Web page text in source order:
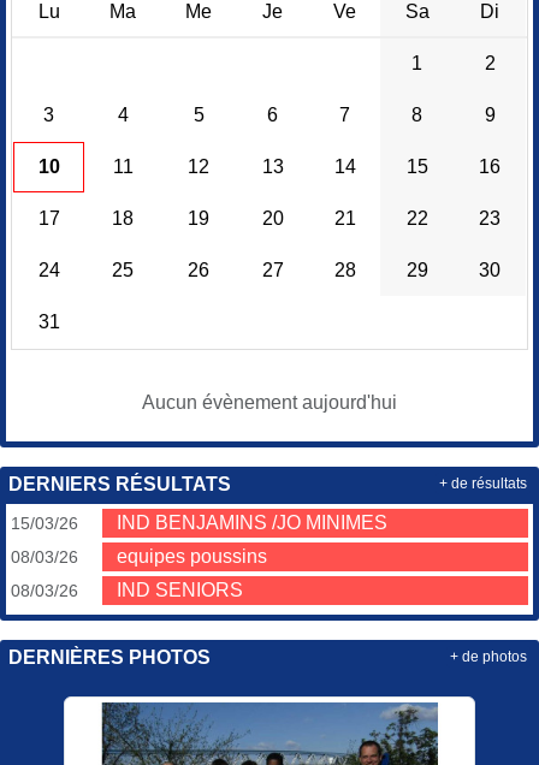
Lu Ma Me Je Ve Sa Di
1 2
3 4 5 6 7 8 9
10 11 12 13 14 15 16
17 18 19 20 21 22 23
24 25 26 27 28 29 30
31
Aucun évènement aujourd'hui
DERNIERS RÉSULTATS
15/03/26 IND BENJAMINS /JO MINIMES
08/03/26 equipes poussins
08/03/26 IND SENIORS
+ de résultats
DERNIÈRES PHOTOS + de photos